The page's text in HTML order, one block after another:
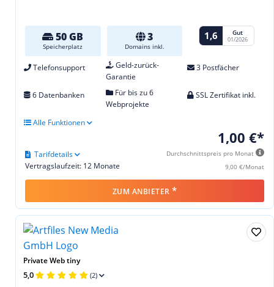
50 GB
Speicherplatz
3
Domains inkl.
1,6 Gut
01/2026
Telefonsupport
Geld-zurück-
Garantie
3 Postfächer
6 Datenbanken
Für bis zu 6
Webprojekte
SSL Zertifikat inkl.
Alle Funktionen
1,00 €*
Durchschnittspreis pro Monat
9,00 €/Monat
Vertragslaufzeit: 12 Monate
Tarifdetails
ZUM ANBIETER *
Private Web tiny
5,0 (2)